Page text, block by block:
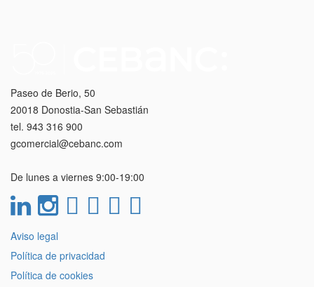
Paseo de Berio, 50
20018 Donostia-San Sebastián
tel. 943 316 900
gcomercial@cebanc.com
De lunes a viernes 9:00-19:00
Aviso legal
Política de privacidad
Política de cookies